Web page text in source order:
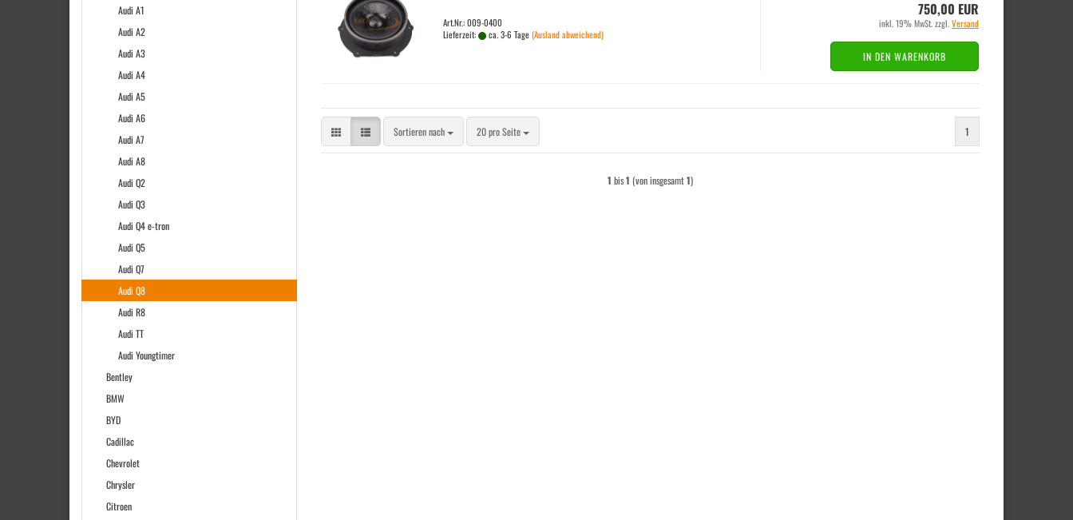
Art.Nr.: 009-0400
Lieferzeit:
ca. 3-6 Tage(Ausland abweichend)
750,00 EUR
inkl. 19% MwSt. zzgl.Versand
IN DEN WARENKORB
Sortieren nach
Sortieren nach 20 pro Seite
pro Seite 1
1 bis1 (von insgesamt1)
Audi A1
Audi A2
Audi A3
Audi A4
Audi A5
Audi A6
Audi A7
Audi A8
Audi Q2
Audi Q3
Audi Q4 e-tron
Audi Q5
Audi Q7
Audi Q8
Audi R8
Audi TT
Audi Youngtimer
Bentley
BMW
BYD
Cadillac
Chevrolet
Chrysler
Citroen